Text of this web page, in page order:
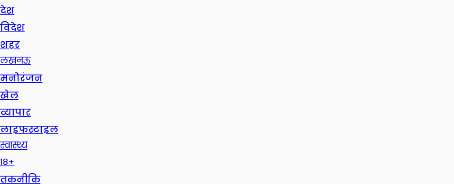
देश
विदेश
शहर
लखनऊ
मनोरंजन
खेल
व्यापार
लाइफस्टाइल
स्वास्थ्य
18+
तकनीकि